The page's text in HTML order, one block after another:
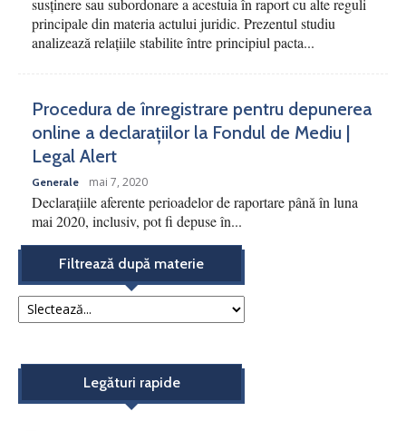
principale din materia actului juridic. Prezentul studiu
analizează relațiile stabilite între principiul pacta...
Procedura de înregistrare pentru depunerea
online a declarațiilor la Fondul de Mediu |
Legal Alert
Generale mai 7, 2020
Declarațiile aferente perioadelor de raportare până în luna
mai 2020, inclusiv, pot fi depuse în...
Filtrează după materie
Legături rapide